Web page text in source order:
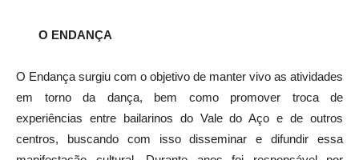
em torno da dança, bem como promover troca de
experiências entre bailarinos do Vale do Aço e de outros
centros, buscando com isso disseminar e difundir essa
manifestação cultural. Durante anos foi responsável por